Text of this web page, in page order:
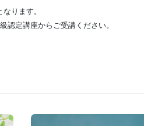
ります。
認定講座からご受講ください。